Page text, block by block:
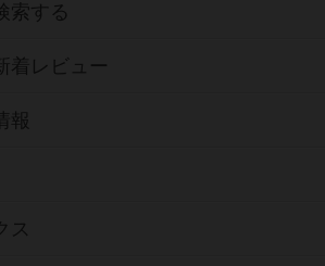
索する
着レビュー
報
ス